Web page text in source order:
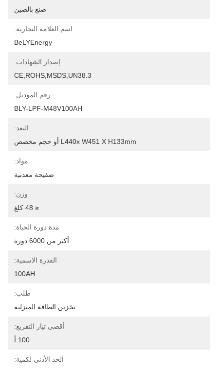
صنع بالصين
اسم العلامة التجارية:
BeLYEnergy
إصدار الشهادات:
CE,ROHS,MSDS,UN38.3
رقم الموديل:
BLY-LPF-M48V100AH
البعد:
L440x W451 X H133mm أو حجم مخصص
مواد:
صفيحة معدنية
وزن:
≤ 48 كلغ
مدة دورة الحياة:
أكثر من 6000 دورة
القدرة الاسمية:
100AH
طلب:
تخزين الطاقة المنزلية
أقصى تيار التفريغ:
100 أ
الحد الأدنى لكمية: